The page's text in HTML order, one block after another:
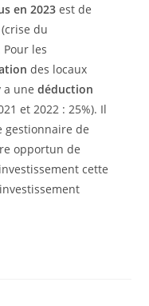
en 2023est de
du
Pour les
des locaux
a une déduction
et 2022 : 25%). Il
gestionnaire de
opportun de
cette